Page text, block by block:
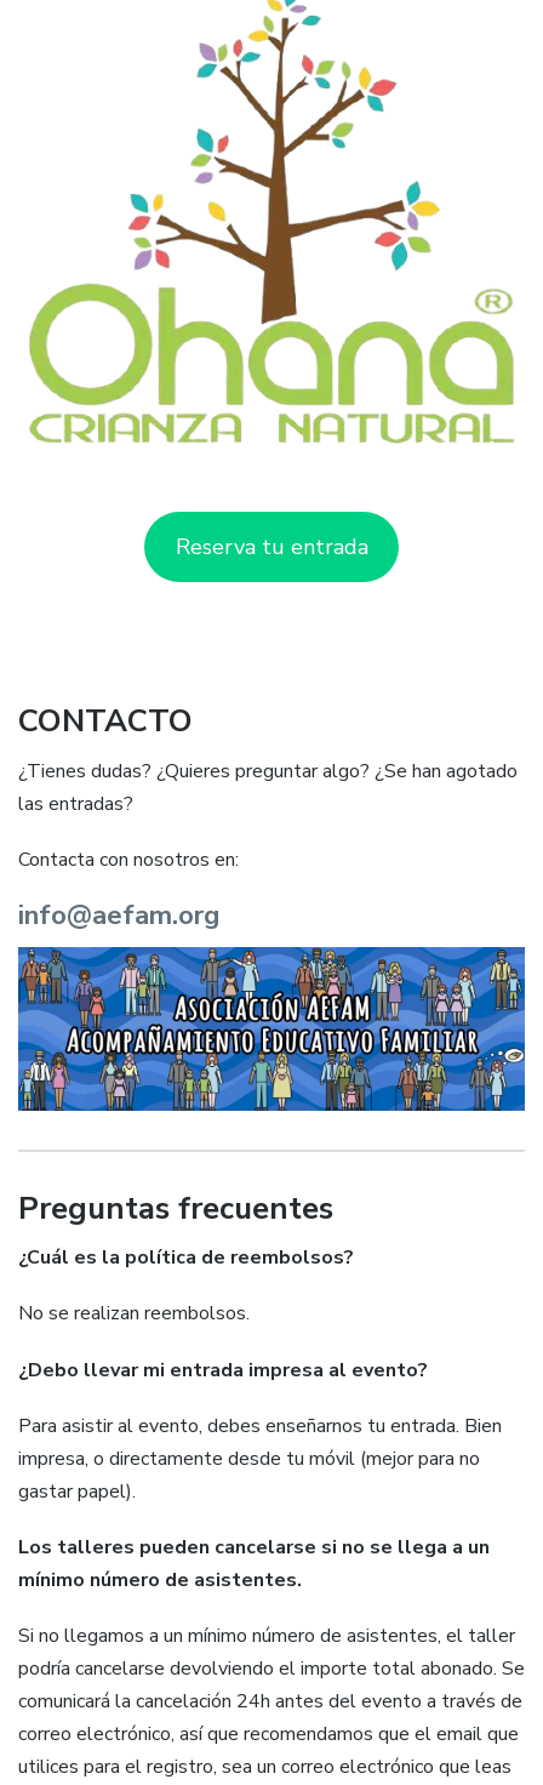
Reserva tu entrada
CONTACTO
¿Tienes dudas? ¿Quieres preguntar algo? ¿Se han agotado
las entradas?
Contacta con nosotros en:
info@aefam.org
Preguntas frecuentes
¿Cuál es la política de reembolsos?
No se realizan reembolsos.
¿Debo llevar mi entrada impresa al evento?
Para asistir al evento, debes enseñarnos tu entrada. Bien
impresa, o directamente desde tu móvil (mejor para no
gastar papel).
Los talleres pueden cancelarse si no se llega a un
mínimo número de asistentes.
Si no llegamos a un mínimo número de asistentes, el taller
podría cancelarse devolviendo el importe total abonado. Se
comunicará la cancelación 24h antes del evento a través de
correo electrónico, así que recomendamos que el email que
utilices para el registro, sea un correo electrónico que leas